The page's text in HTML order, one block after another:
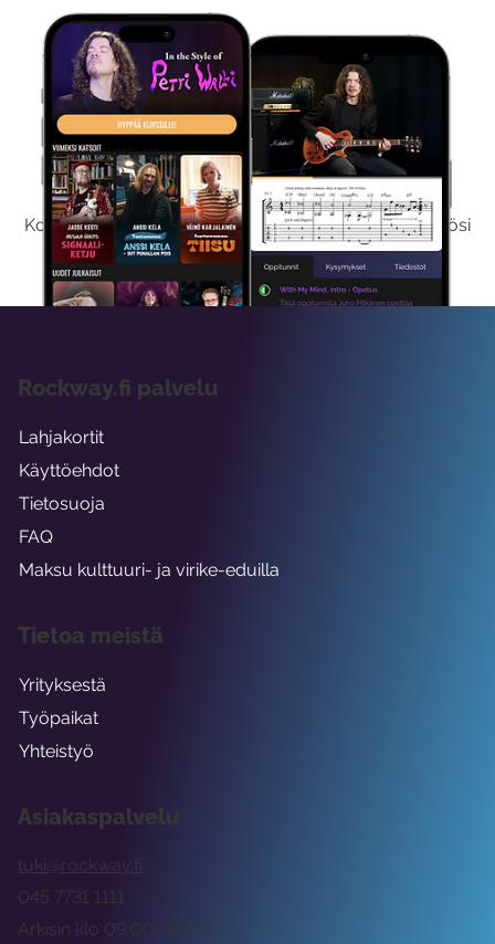
Kokeile Ilmaiseksi
Kokeilemalla ilmaiseksi saat koko sisältömme käyttöösi
viikon ajaksi.
Asiakaspalvelu
tuki@rockway.fi
Arkisin klo 09:00 -15:00
045 7731 1111
Rockway.fi palvelu
Lahjakortit
Käyttöehdot
Tietosuoja
FAQ
Maksu kulttuuri- ja virike-eduilla
Tietoa meistä
Yrityksestä
Työpaikat
Yhteistyö